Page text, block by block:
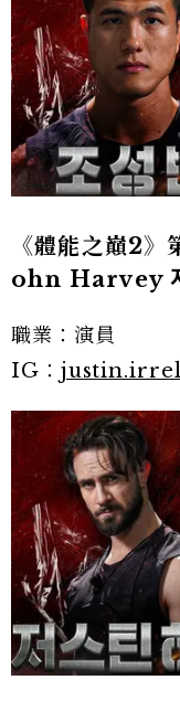
《體能之巔2
ohn Harvey 저
職業：演員
IG：